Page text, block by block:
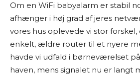
Om en WiFi babyalarm er stabil
afhænger i høj grad af jeres
vores hus oplevede vi stor forskel,
enkelt, ældre router til et nyere
havde vi udfald i børneværelset
haven, mens signalet nu er langt